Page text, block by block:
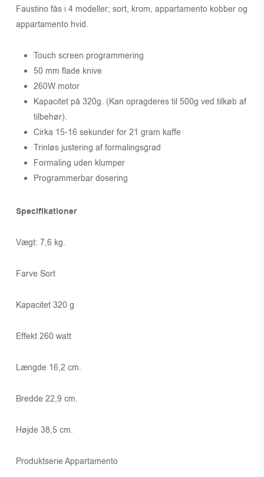
Faustino fås i 4 modeller; sort, krom, appartamento kobber og
appartamento hvid.
Touch screen programmering
50 mm flade knive
260W motor
Kapacitet på 320g. (Kan opragderes til 500g ved tilkøb af
tilbehør).
Cirka 15-16 sekunder for 21 gram kaffe
Trinløs justering af formalingsgrad
Formaling uden klumper
Programmerbar dosering
Specifikationer
Vægt: 7,6 kg.
Farve Sort
Kapacitet 320 g
Effekt 260 watt
Længde 16,2 cm.
Bredde 22,9 cm.
Højde 38,5 cm.
Produktserie Appartamento